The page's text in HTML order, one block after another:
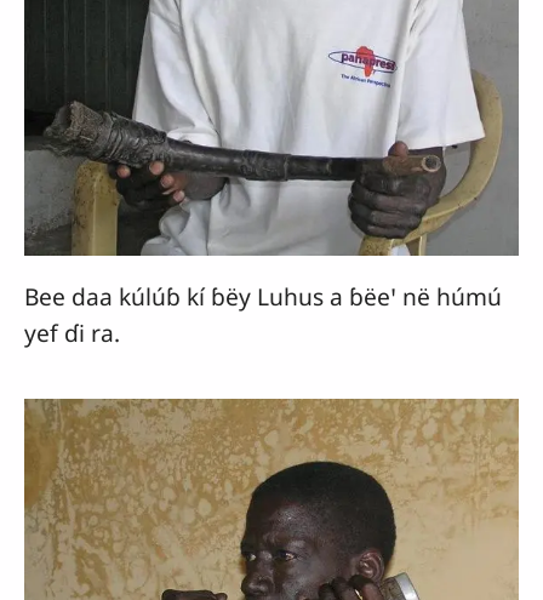
Bee daa kúlúɓ kí ɓëy Luhus a ɓëeꞌ në húmú
yef ɗi ra.